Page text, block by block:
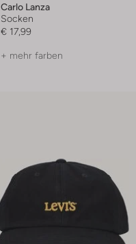
Carlo Lanza
Socken
€ 17,99
+ mehr farben